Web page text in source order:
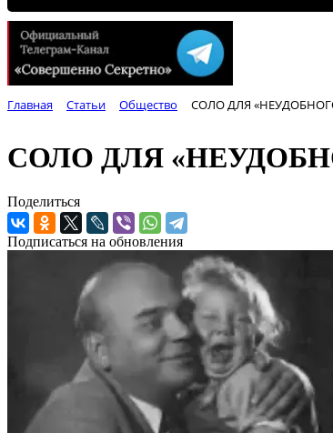
Главная Статьи Общество СОЛО ДЛЯ
СОЛО ДЛЯ
Поделиться
Подписаться на обновления